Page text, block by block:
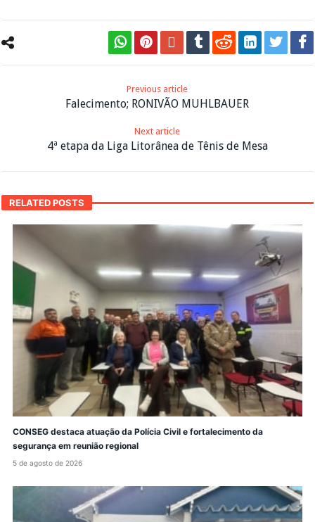
Previous article
Falecimento; RONIVÃO MUHLBAUER
Next article
4ª etapa da Liga Litorânea de Tênis de Mesa
RELATED POSTS
CONSEG destaca atuação da Polícia Civil e fortalecimento da
segurança em reunião regional
5 de agosto de 2026